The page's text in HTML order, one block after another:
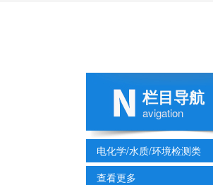
栏目导航
avigation
电化学/水质/环境检测类
查看更多